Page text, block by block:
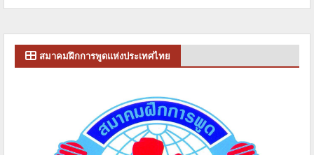
สมาคมฝึกการพูดแห่งประเทศไทย